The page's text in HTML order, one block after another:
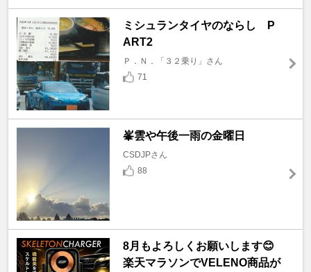
ミシュランタイヤのならし P
ART2
Ｐ．Ｎ．「３２乗り」さん
71
峯雲や午後一雨の金曜日
CSDJPさん
88
8月もよろしくお願いします😊
楽天マラソンでVELENO商品が